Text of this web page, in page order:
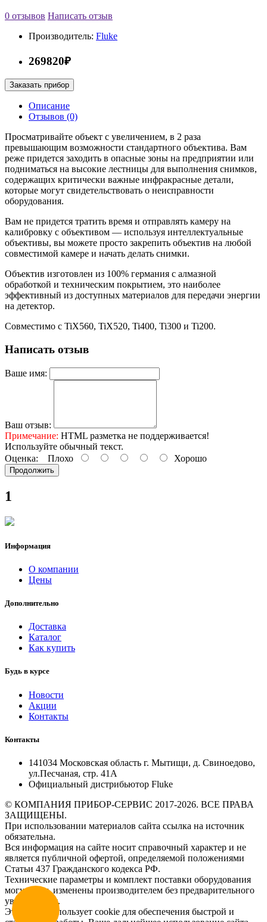
0 отзывов Написать отзыв
Производитель: Fluke
269820₽
Заказать прибор
Описание
Отзывов (0)
Просматривайте объект с увеличением, в 2 раза
превышающим возможности стандартного объектива. Вам
реже придется заходить в опасные зоны на предприятии или
подниматься на высокие лестницы для выполнения снимков,
содержащих критически важные инфракрасные детали,
которые могут свидетельствовать о неисправности
оборудования.
Вам не придется тратить время и отправлять камеру на
калибровку с объективом — используя интеллектуальные
объективы, вы можете просто закрепить объектив на любой
совместимой камере и начать делать снимки.
Объектив изготовлен из 100% германия с алмазной
обработкой и техническим покрытием, это наиболее
эффективный из доступных материалов для передачи энергии
на детектор.
Совместимо с TiX560, TiX520, Ti400, Ti300 и Ti200.
Написать отзыв
Ваше имя:
Ваш отзыв:
Примечание: HTML разметка не поддерживается!
Используйте обычный текст.
Оценка: Плохо Хорошо
Продолжить
1
Информация
О компании
Цены
Дополнительно
Доставка
Каталог
Как купить
Будь в курсе
Новости
Акции
Контакты
Контакты
141034 Московская область г. Мытищи, д. Свиноедово,
ул.Песчаная, стр. 41А
Официальный дистрибьютор Fluke
© КОМПАНИЯ ПРИБОР-СЕРВИС 2017-2026. ВСЕ ПРАВА
ЗАЩИЩЕНЫ.
При использовании материалов сайта ссылка на источник
обязательна.
Вся информация на сайте носит справочный характер и не
является публичной офертой, определяемой положениями
Статьи 437 Гражданского кодекса РФ.
Технические параметры и комплект поставки оборудования
могут быть изменены производителем без предварительного
уведомления.
Этот сайт использует cookie для обеспечения быстрой и